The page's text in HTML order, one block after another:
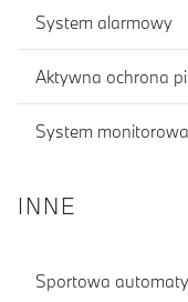
System alarmowy
Aktywna ochrona
System
INNE
Sportowa